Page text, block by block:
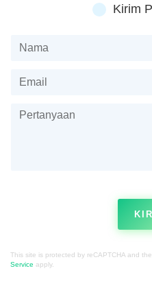
Kirim
This site is protected by reCAPTCHA and
Service apply.